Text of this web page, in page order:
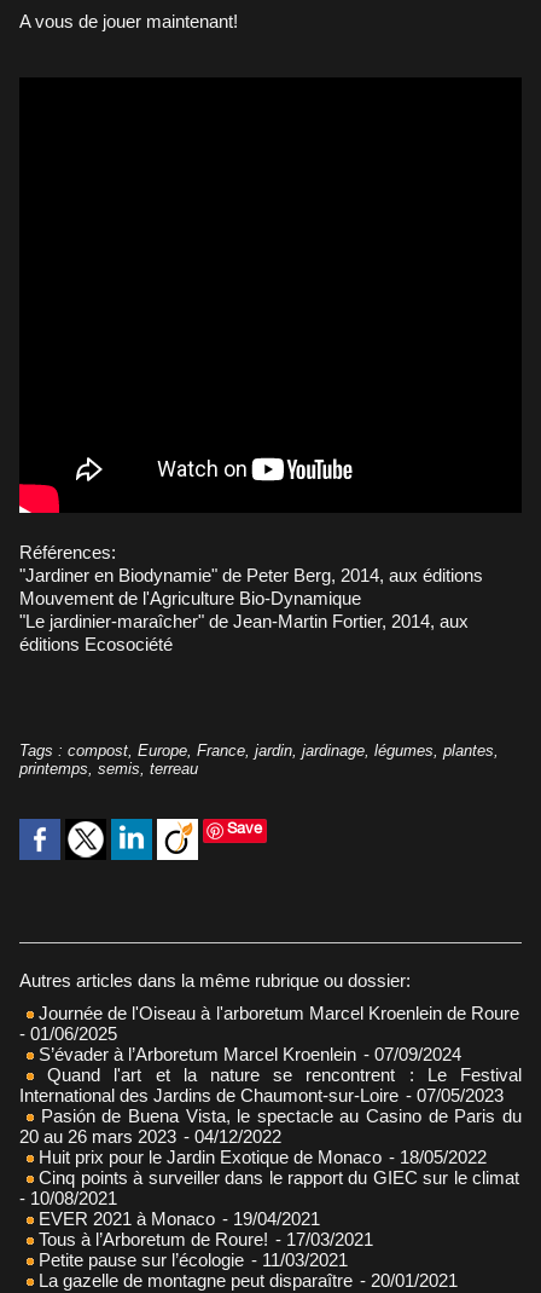
A vous de jouer maintenant!
Références:
"Jardiner en Biodynamie" de Peter Berg, 2014, aux éditions
Mouvement de l'Agriculture Bio-Dynamique
"Le jardinier-maraîcher" de Jean-Martin Fortier, 2014, aux
éditions Ecosociété
Tags : compost, Europe, France, jardin, jardinage, légumes, plantes,
printemps, semis, terreau
Save
Autres articles dans la même rubrique ou dossier:
Journée de l'Oiseau à l'arboretum Marcel Kroenlein de Roure
- 01/06/2025
S’évader à l’Arboretum Marcel Kroenlein - 07/09/2024
Quand l'art et la nature se rencontrent : Le Festival
International des Jardins de Chaumont-sur-Loire - 07/05/2023
Pasión de Buena Vista, le spectacle au Casino de Paris du
20 au 26 mars 2023 - 04/12/2022
Huit prix pour le Jardin Exotique de Monaco - 18/05/2022
Cinq points à surveiller dans le rapport du GIEC sur le climat
- 10/08/2021
EVER 2021 à Monaco - 19/04/2021
Tous à l’Arboretum de Roure! - 17/03/2021
Petite pause sur l’écologie - 11/03/2021
La gazelle de montagne peut disparaître - 20/01/2021